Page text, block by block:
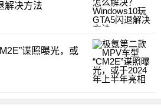
解决方法
谍照曝光，或